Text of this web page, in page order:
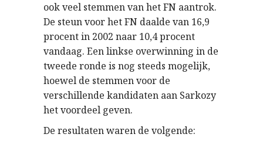
ook veel stemmen van het FN aantrok.
De steun voor het FN daalde van 16,9
procent in 2002 naar 10,4 procent
vandaag. Een linkse overwinning in de
tweede ronde is nog steeds mogelijk,
hoewel de stemmen voor de
verschillende kandidaten aan Sarkozy
het voordeel geven.
De resultaten waren de volgende: